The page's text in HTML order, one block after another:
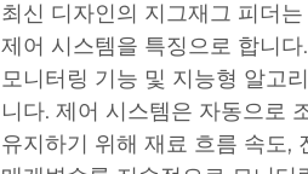
최신 디자인의 지그재그 피더
제어 시스템을 특징으로 합니
모니터링 기능 및 지능형 알고
니다. 제어 시스템은 자동으로
유지하기 위해 재료 흐름 속도,